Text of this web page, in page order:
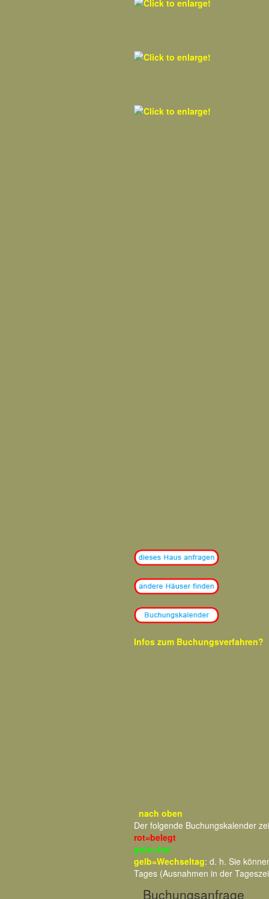
Infos zum Buchungsverfahren?
nach oben
Der folgende Buchungskalender
rot=belegt
grün=frei
gelb=Wechseltag: d. h. Sie
Tages (Ausnahmen in der
Buchungsanfrage